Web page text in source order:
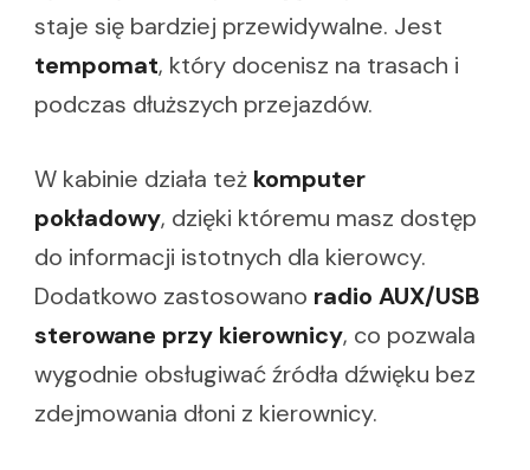
staje się bardziej przewidywalne. Jest
tempomat, który docenisz na trasach i
podczas dłuższych przejazdów.
W kabinie działa też komputer
pokładowy, dzięki któremu masz dostęp
do informacji istotnych dla kierowcy.
Dodatkowo zastosowano radio AUX/USB
sterowane przy kierownicy, co pozwala
wygodnie obsługiwać źródła dźwięku bez
zdejmowania dłoni z kierownicy.